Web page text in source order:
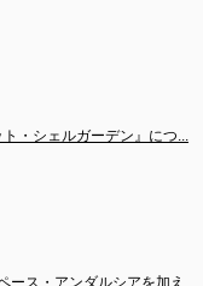
ト・シェルガーデン』につ...
ース・アンダルシアを加え